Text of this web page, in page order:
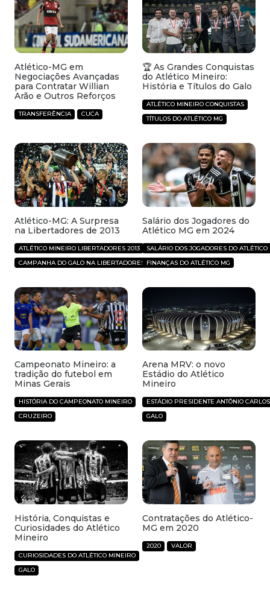
Atlético-MG em
Negociações Avançadas
para Contratar Willian
Arão e Outros Reforços
TRANSFERÊNCIA CUCA
🏆 As Grandes Conquistas
do Atlético Mineiro:
História e Títulos do Galo
ATLÉTICO MINEIRO CONQUISTAS
TÍTULOS DO ATLÉTICO MG
Atlético-MG: A Surpresa
na Libertadores de 2013
ATLÉTICO MINEIRO LIBERTADORES 2013
CAMPANHA DO GALO NA LIBERTADORES
Salário dos Jogadores do
Atlético MG em 2024
SALÁRIO DOS JOGADORES DO
FINANÇAS DO ATLÉTICO MG
Campeonato Mineiro: a
tradição do futebol em
Minas Gerais
HISTÓRIA DO CAMPEONATO MINEIRO
CRUZEIRO
Arena MRV: o novo
Estádio do Atlético
Mineiro
ESTÁDIO PRESIDENTE ANTÔNIO CARLOS
GALO
História, Conquistas e
Curiosidades do Atlético
Mineiro
CURIOSIDADES DO ATLÉTICO MINEIRO
GALO
Contratações do Atlético-
MG em 2020
2020 VALOR